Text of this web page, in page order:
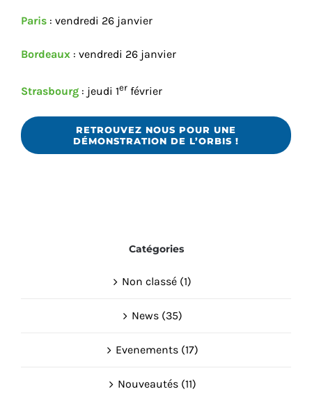
Paris : vendredi 26 janvier
Bordeaux : vendredi 26 janvier
Strasbourg : jeudi 1er février
RETROUVEZ NOUS POUR UNE
DÉMONSTRATION DE L’ORBIS !
Catégories
Non classé (1)
News (35)
Evenements (17)
Nouveautés (11)